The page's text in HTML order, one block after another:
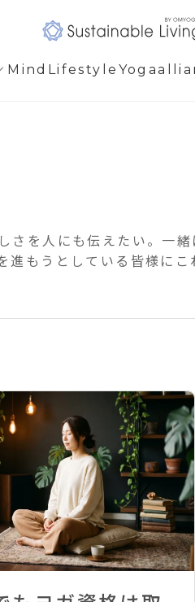
Mind Lifestyle
を人にも伝えたい。一
もうとしている皆様に